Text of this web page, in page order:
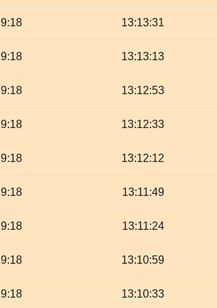
13:13:31
13:13:13
13:12:53
13:12:33
13:12:12
13:11:49
13:11:24
13:10:59
13:10:33